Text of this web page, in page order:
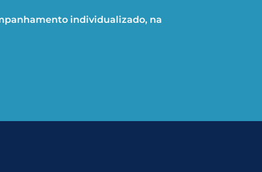
individualizado, na